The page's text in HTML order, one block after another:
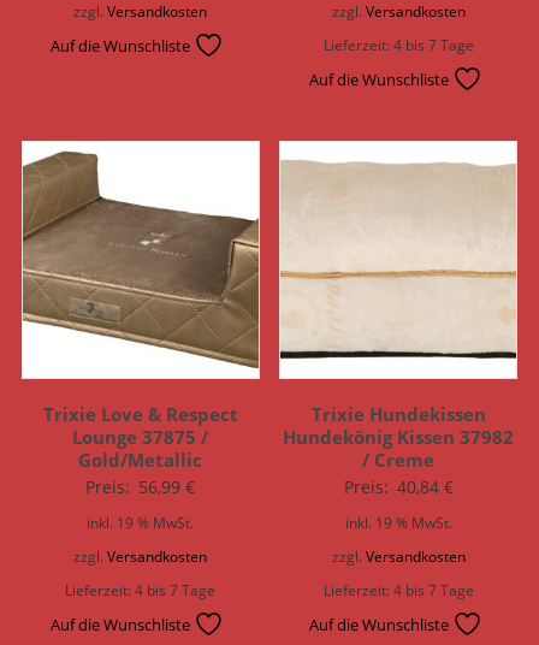
zzgl.Versandkosten
Auf die Wunschliste
zzgl.Versandkosten
Lieferzeit:4 bis 7 Tage
Auf die Wunschliste
Trixie Love & Respect
Lounge 37875 /
Gold/Metallic
Preis: 56,99€
inkl. 19 % MwSt.
zzgl.Versandkosten
Lieferzeit:4 bis 7 Tage
Auf die Wunschliste
Trixie Hundekissen
Hundekönig Kissen 37982
/ Creme
Preis: 40,84 €
inkl. 19 % MwSt.
zzgl. Versandkosten
Lieferzeit:4 bis 7 Tage
Auf die Wunschliste